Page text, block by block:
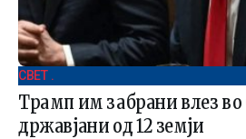
СВЕТ .
Трамп им забрани влез
државјани од 12 земји